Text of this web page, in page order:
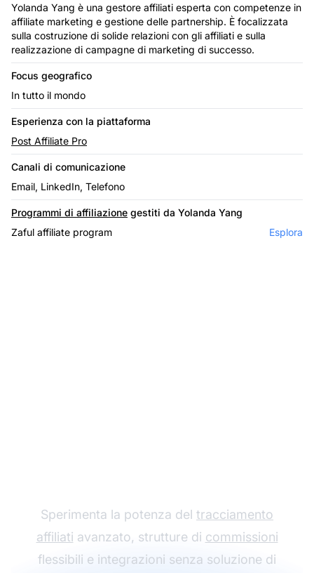
Yolanda Yang è una gestore affiliati esperta con competenze in
affiliate marketing e gestione delle partnership. È focalizzata
sulla costruzione di solide relazioni con gli affiliati e sulla
realizzazione di campagne di marketing di successo.
Focus geografico
In tutto il mondo
Esperienza con la piattaforma
Post Affiliate Pro
Canali di comunicazione
Email, LinkedIn, Telefono
Programmi di affiliazione gestiti da Yolanda Yang
Zaful affiliate program
Esplora
Sperimenta la potenza del tracciamento
affiliati avanzato, strutture di commissioni
flessibili e integrazioni senza soluzione di